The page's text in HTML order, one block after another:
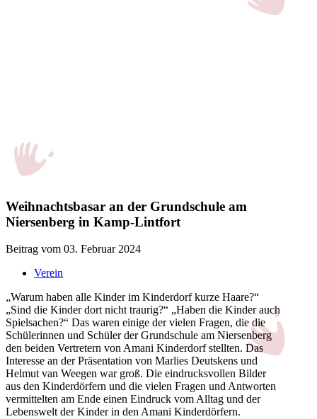
Weihnachtsbasar an der Grundschule am
Niersenberg in Kamp-Lintfort
Beitrag vom 03. Februar 2024
Verein
„Warum haben alle Kinder im Kinderdorf kurze Haare?“
„Sind die Kinder dort nicht traurig?“ „Haben die Kinder auch
Spielsachen?“ Das waren einige der vielen Fragen, die die
Schülerinnen und Schüler der Grundschule am Niersenberg
den beiden Vertretern von Amani Kinderdorf stellten. Das
Interesse an der Präsentation von Marlies Deutskens und
Helmut van Weegen war groß. Die eindrucksvollen Bilder
aus den Kinderdörfern und die vielen Fragen und Antworten
vermittelten am Ende einen Eindruck vom Alltag und der
Lebenswelt der Kinder in den Amani Kinderdörfern.